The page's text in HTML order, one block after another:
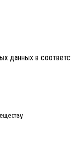
данных в